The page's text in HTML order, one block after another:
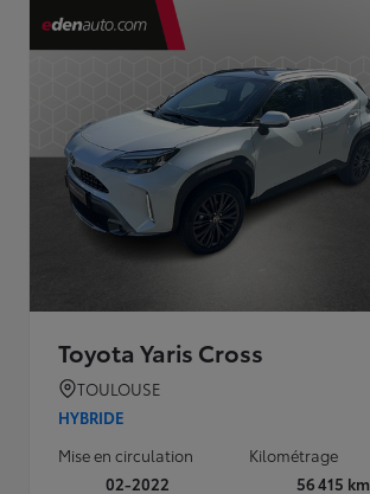
Toyota Yaris Cross
TOULOUSE
HYBRIDE
Mise en circulation
02-2022
Kilométrage
56 415 km